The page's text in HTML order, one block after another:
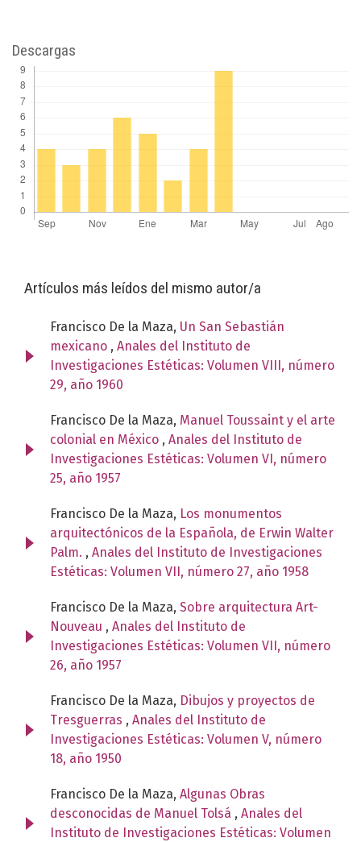
Descargas
Artículos más leídos del mismo autor/a
Francisco De la Maza, Un San Sebastián
mexicano , Anales del Instituto de
Investigaciones Estéticas: Volumen VIII, número
29, año 1960
Francisco De la Maza, Manuel Toussaint y el arte
colonial en México , Anales del Instituto de
Investigaciones Estéticas: Volumen VI, número
25, año 1957
Francisco De la Maza, Los monumentos
arquitectónicos de la Española, de Erwin Walter
Palm. , Anales del Instituto de Investigaciones
Estéticas: Volumen VII, número 27, año 1958
Francisco De la Maza, Sobre arquitectura Art-
Nouveau , Anales del Instituto de
Investigaciones Estéticas: Volumen VII, número
26, año 1957
Francisco De la Maza, Dibujos y proyectos de
Tresguerras , Anales del Instituto de
Investigaciones Estéticas: Volumen V, número
18, año 1950
Francisco De la Maza, Algunas Obras
desconocidas de Manuel Tolsá , Anales del
Instituto de Investigaciones Estéticas: Volumen